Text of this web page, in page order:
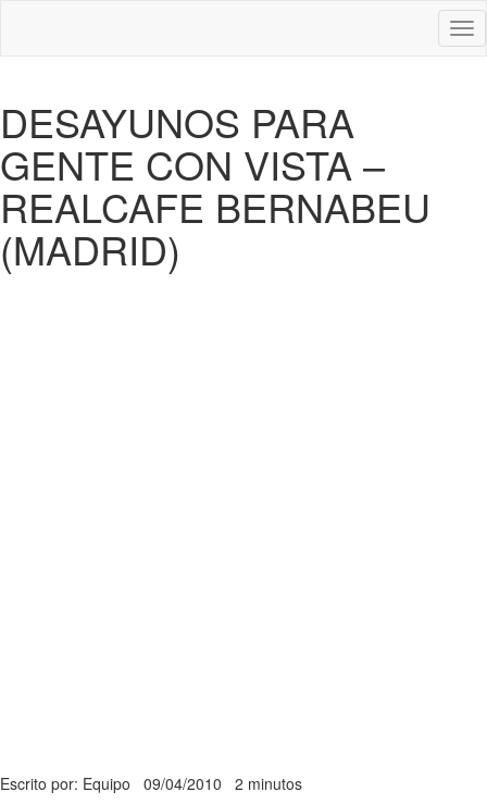
DESAYUNOS PARA
GENTE CON VISTA –
REALCAFE BERNABEU
(MADRID)
Escrito por: Equipo 09/04/2010 2 minutos